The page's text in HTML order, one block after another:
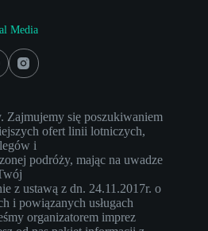
Media
Zajmujemy się poszukiwaniem
ofert linii lotniczych,
i
podróży, mając na uwadze
z ustawą z dn. 24.11.2017r. o
i powiązanych usługach
organizatorem imprez